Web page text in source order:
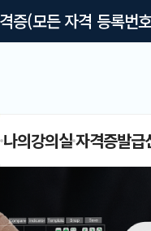
증(모든 자격 등록번
나의강의실자격증발급